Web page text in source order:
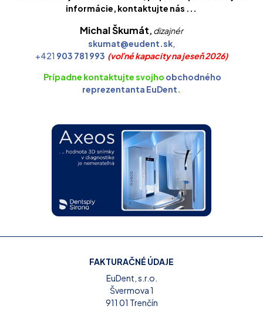
informácie, kontaktujte nás ...
Michal Škumát, dizajnér
skumat@eudent.sk
+421 903 781 993 (voľné kapacity na jeseň 2026)
Prípadne kontaktujte svojho obchodného
reprezentanta EuDent.
FAKTURAČNÉ ÚDAJE
EuDent, s.r.o.
Švermova 1
911 01 Trenčín